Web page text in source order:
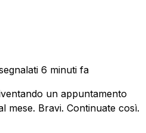
6 minuti fa
un appuntamento
mese. Bravi. Continuate così.